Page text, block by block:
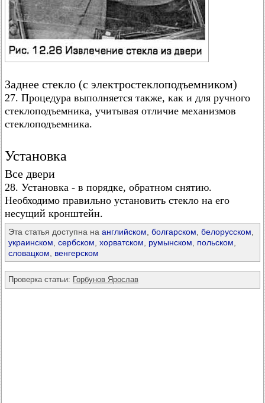
Заднее стекло (с электростеклоподъемником)
27. Процедура выполняется также, как и для ручного
стеклоподъемника, учитывая отличие механизмов
стеклоподъемника.
Установка
Все двери
28. Установка - в порядке, обратном снятию.
Необходимо правильно установить стекло на его
несущий кронштейн.
Эта статья доступна на английском болгарском белорусском
украинском сербском хорватском румынском польском
словацком
венгерском
Проверка статьи: Горбунов Ярослав